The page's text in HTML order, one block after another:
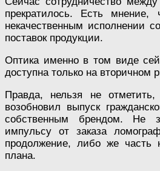
прекратилось. Есть
некачественным исполнении
поставок продукции.
Оптика именно в том виде
доступна только на вторичном
Правда, нельзя не
возобновил выпуск
собственным брендом. Не
импульсу от заказа
продолжение, либо же часть
плана.